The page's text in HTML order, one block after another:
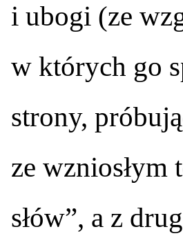
i ubogi (ze
w których go
strony,
ze wzniosłym
słów”, a z